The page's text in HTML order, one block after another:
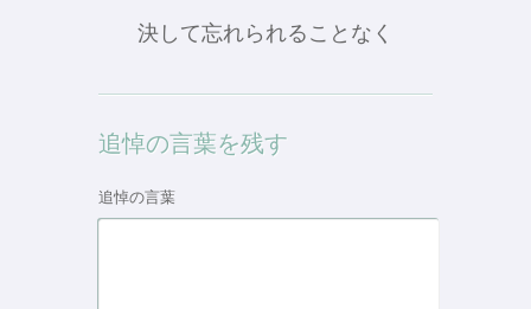
決して忘れられることなく
追悼の言葉を残す
追悼の言葉